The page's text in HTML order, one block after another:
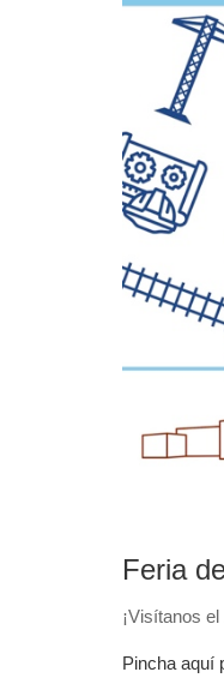
Feria
¡Visítanos
Pincha aquí